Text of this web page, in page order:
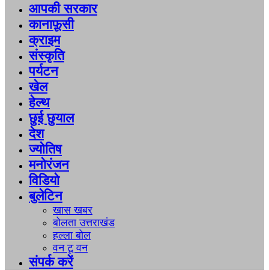
आपकी सरकार
कानाफ़ूसी
क्राइम
संस्कृति
पर्यटन
खेल
हेल्थ
छुई छुयाल
देश
ज्योतिष
मनोरंजन
विडियो
बुलेटिन
खास खबर
बोलता उत्तराखंड
हल्ला बोल
वन टू वन
संपर्क करें